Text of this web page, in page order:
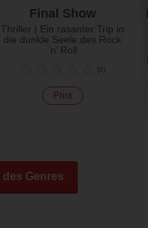
Final Show
Thriller | Ein rasanter Trip in
die dunkle Seele des Rock
’n’ Roll
(0)
Print
Genres